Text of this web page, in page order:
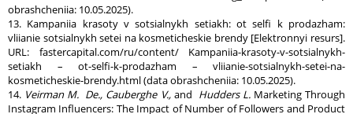
obrashcheniia: 10.05.2025).
13. Kampaniia krasoty v sotsialnykh setiakh: ot selfi k prodazham:
vliianie sotsialnykh setei na kosmeticheskie brendy [Elektronnyi resurs].
URL: fastercapital.com/ru/content/ Kampaniia-krasoty-v-sotsialnykh-
setiakh – ot-selfi-k-prodazham – vliianie-sotsialnykh-setei-na-
kosmeticheskie-brendy.html (data obrashcheniia: 10.05.2025).
14. Veirman M. De., Cauberghe V., and Hudders L.Marketing Through
Instagram Influencers: The Impact of Number of Followers and Product